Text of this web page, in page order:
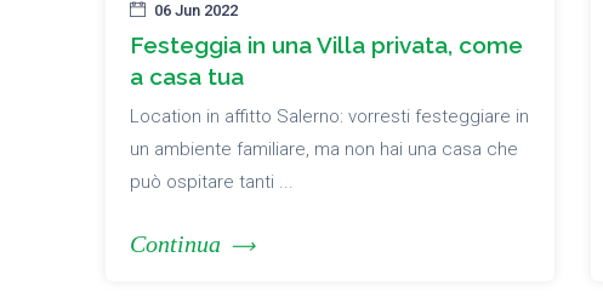
06 Jun 2022
Festeggia in una Villa privata, come
a casa tua
Location in affitto Salerno: vorresti festeggiare in
un ambiente familiare, ma non hai una casa che
può ospitare tanti ...
Continua